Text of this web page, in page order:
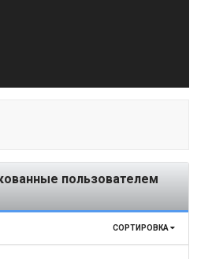
пользователем
СОРТИРОВКА